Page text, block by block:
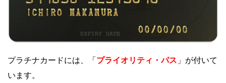
プラチナカードには、「プライオリティ・パス 」が付いて
います。